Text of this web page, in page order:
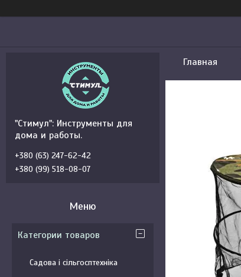
Главная
"Стимул": Инструменты для
дома и работы.
+380 (63) 247-62-42
+380 (99) 518-08-07
Категории товаров
Садова і сільгосптехніка